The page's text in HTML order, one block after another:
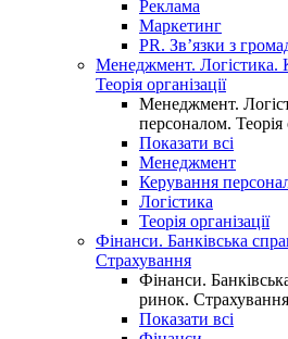
Реклама
Маркетинг
PR. Зв’язки з
Менеджмент. Логістика.
Теорія організації
Менеджмент.
персоналом. Теорія
Показати всі
Менеджмент
Керування
Логістика
Теорія організації
Фінанси. Банківська
Страхування
Фінанси.
ринок. Страхування
Показати всі